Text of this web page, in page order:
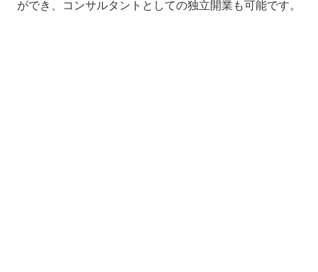
ができ、コンサルタントとしての独立開業も可能です。